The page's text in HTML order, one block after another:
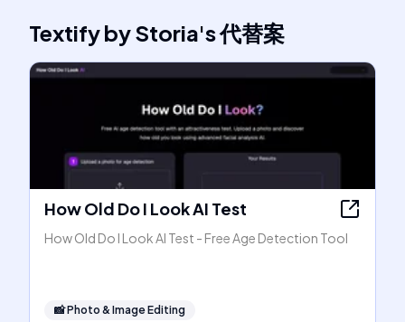
Textify by Storia's代替案
How Old Do I Look AI Test
How Old Do I Look AI Test - Free Age Detection Tool
📸Photo & Image Editing